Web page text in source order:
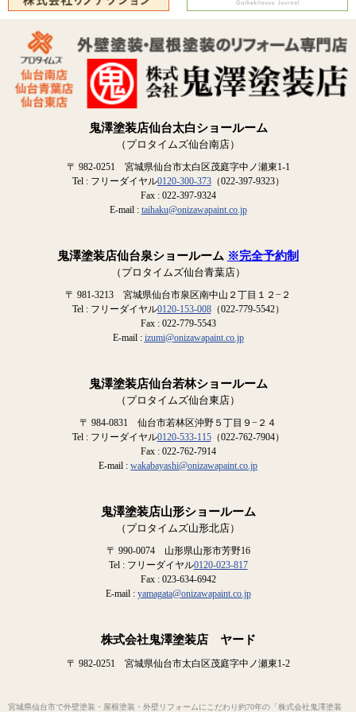
鬼澤塗装店仙台太白ショールーム
（プロタイムズ仙台南店）
〒 982-0251 宮城県仙台市太白区茂庭字中ノ瀬東1-1
Tel : フリーダイヤル0120-300-373（022-397-9323）
Fax : 022-397-9324
E-mail : taihaku@onizawapaint.co.jp
鬼澤塗装店仙台泉ショールーム ※完全予約制
（プロタイムズ仙台青葉店）
〒 981-3213 宮城県仙台市泉区南中山２丁目１２−２
Tel : フリーダイヤル0120-153-008（022-779-5542）
Fax : 022-779-5543
E-mail : izumi@onizawapaint.co.jp
鬼澤塗装店仙台若林ショールーム
（プロタイムズ仙台東店）
〒 984-0831 仙台市若林区沖野５丁目９−２４
Tel : フリーダイヤル0120-533-115（022-762-7904）
Fax : 022-762-7914
E-mail : wakabayashi@onizawapaint.co.jp
鬼澤塗装店山形ショールーム
（プロタイムズ山形北店）
〒 990-0074 山形県山形市芳野16
Tel : フリーダイヤル0120-023-817
Fax : 023-634-6942
E-mail : yamagata@onizawapaint.co.jp
株式会社鬼澤塗装店 ヤード
〒 982-0251 宮城県仙台市太白区茂庭字中ノ瀬東1-2
宮城県仙台市で外壁塗装・屋根塗装・外壁リフォームにこだわり約70年の「株式会社鬼澤塗装